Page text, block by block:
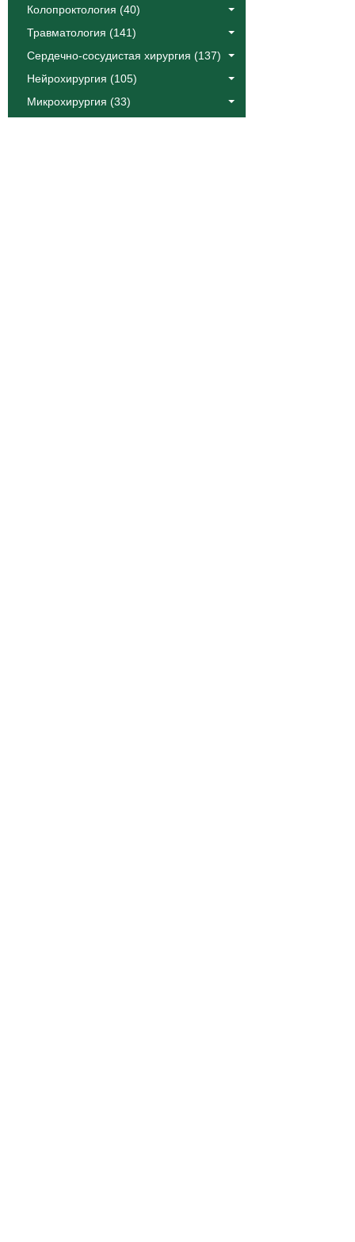
Колопроктология (40)
Травматология (141)
Сердечно-сосудистая хирургия (137)
Нейрохирургия (105)
Микрохирургия (33)